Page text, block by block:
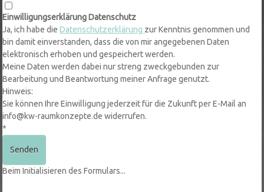
Einwilligungserklärung Datenschutz
Ja, ich habe dieDatenschutzerklärung zur Kenntnis genommen und
bin damit einverstanden, dass die von mir angegebenen Daten
elektronisch erhoben und gespeichert werden.
Meine Daten werden dabei nur streng zweckgebunden zur
Bearbeitung und Beantwortung meiner Anfrage genutzt.
Hinweis:
Sie können Ihre Einwilligung jederzeit für die Zukunft per E-Mail an
info@kw-raumkonzepte.de widerrufen.
*
Senden
Beim Initialisieren des Formulars...